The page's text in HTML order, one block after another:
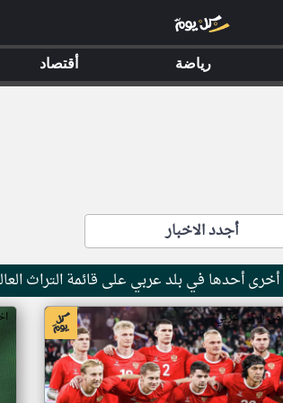
أجدد الاخبار
أحدها في بلد عربي على قائمة التراث
من ار تي عربي
رياضة أقتصاد